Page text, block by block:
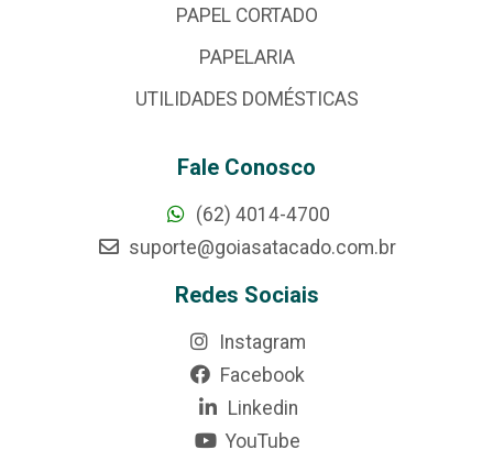
PAPEL CORTADO
PAPELARIA
UTILIDADES DOMÉSTICAS
Fale Conosco
(62) 4014-4700
suporte@goiasatacado.com.br
Redes Sociais
Instagram
Facebook
Linkedin
YouTube